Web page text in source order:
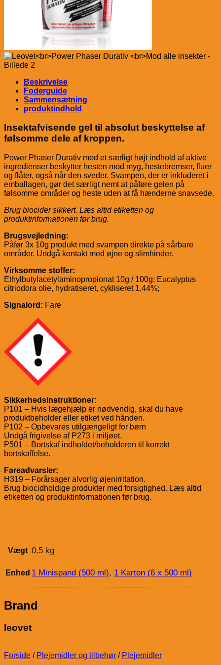
Beskrivelse
Foderguide
Sammensætning
produktindhold
Insektafvisende gel til absolut beskyttelse af
følsomme dele af kroppen.
Power Phaser Durativ med et særligt højt indhold af aktive
ingredienser beskytter hesten mod myg, hestebremser, fluer
og flåter, også når den sveder. Svampen, der er inkluderet i
emballagen, gør det særligt nemt at påføre gelen på
følsomme områder og heste uden at få hænderne snavsede.
Brug biocider sikkert. Læs altid etiketten og
produktinformationen før brug.
Brugsvejledning:
Påfør 3x 10g produkt med svampen direkte på sårbare
områder. Undgå kontakt med øjne og slimhinder.
Virksomme stoffer:
Ethylbutylacetylaminopropionat 10g / 100g; Eucalyptus
citriodora olie, hydratiseret, cykliseret 1,44%;
Signalord: Fare
Sikkerhedsinstruktioner:
P101 – Hvis lægehjælp er nødvendig, skal du have
produktbeholder eller etiket ved hånden.
P102 – Opbevares utilgængeligt for børn
Undgå frigivelse af P273 i miljøet.
P501 – Bortskaf indholdet/beholderen til korrekt
bortskaffelse.
Fareadvarsler:
H319 – Forårsager alvorlig øjenirritation.
Brug biocidholdige produkter med forsigtighed. Læs altid
etiketten og produktinformationen før brug.
Vægt 0,5 kg
Enhed 1 Minispand (500 ml), 1 Karton (6 x 500 ml)
Brand
leovet
Forside / Plejemidler og tilbehør / Plejemidler